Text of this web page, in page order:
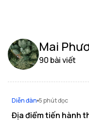
Mai
90 bài viết
Diễn đàn 5 phút đọc
Địa điểm tiến hành